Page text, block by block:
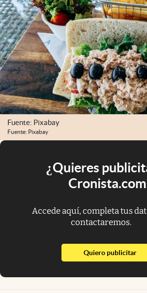
Fuente: Pixabay
Fuente: Pixabay
¿Quieres
Accede aquí, completa tus
contactaremos.
Quiero publicitar